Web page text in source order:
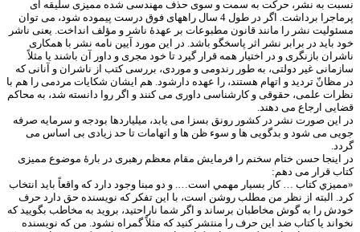
نسبت به نشر، حرکت به سمت و سوی حذف مهندسی شده ممیزی سلیقه ای
پرماجرا برداشت. اگر در طول 4 سال راههای فوق درست پیموده شود، می توان
مسئولیت نشر را مانند قانون مطبوعات بر عهدۀ ناشر و مؤلف انداخت. یعنی ناشر
خود باید در برابر نشر اثر پاسخگو باشد. در این مورد آیین نامه نشر با همکاری
ناشران بازنگری و در اختیار همه قرار گیرد تا خود مجری و داور آن باشند یا مثلاً
سازمانی غیر دولتی، به طور رندومی و موردی، بررسی کتب از ناشران و آنانی که
در مظانّ تردید و اتهام هستند، را عهده دارشود. هم ایشان شکایات مردمی را هم با
نظرات علمی، حقوقی و کارشناسی داوری می کنند و اگر روا دانسته شد، به محاکم
قضایی ارجاع می دهند.
در این صورت نشر در کشور رونق بسزا می یابد، میلیاردها بودجه و سرمایه صرفه
جویی می شود و بدگویی ها و سوء ظن ها و اتهامات تا حد زیادی بی اساس می
گردد.
در اینجا حسن ختام سخنم را فرمایش مقام معظم رهبری در بارۀ موضوع ممیزی
کتاب قرار می دهم:
«مميزي كتاب … كار بسيار مهمي است…. و دو مبنا وجود دارد كه واقعاً بايد انتخاب
كرد. البته از نظر من مطلب روشن است، با اين تفكر كه نويسنده حق دارد حرف
خودش را به گوش مخاطبان برساند و اگر شما ناراحتيد، برويد به مخاطب بگوييد كه
نخواند يا كتاب ضد اين حرف را منتشر كنيد كه مثلاً گمراه نشود. من كه نويسنده